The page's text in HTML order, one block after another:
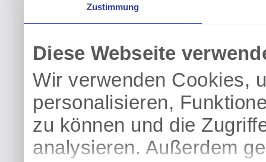
Zustimmung
Diese Webseite
Wir verwenden Cookies,
personalisieren,
zu können und die
analysieren. Außerdem